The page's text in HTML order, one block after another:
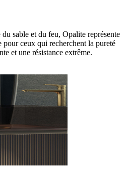
sable et du feu, Opalite représente
ceux qui recherchent la pureté
et une résistance extrême.